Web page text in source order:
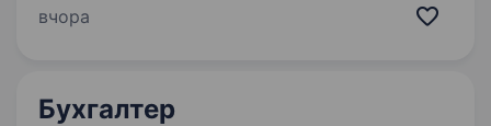
«Фінанси, банківська справа та страхування»
вчора
Бухгалтер